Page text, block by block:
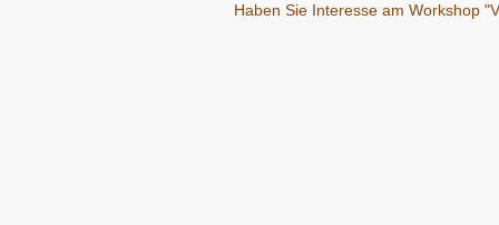
Haben Sie Interesse am Workshop